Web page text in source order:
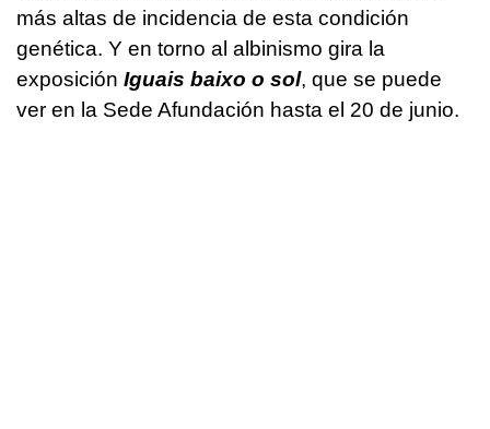
más altas de incidencia de esta condición
genética. Y en torno al albinismo gira la
exposición Iguais baixo o sol, que se puede
ver en la Sede Afundación hasta el 20 de junio.